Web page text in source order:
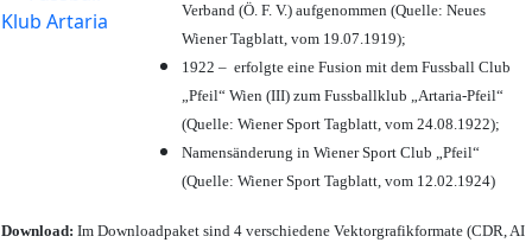
Verband (Ö. F. V.) aufgenommen (Quelle: Neues
Wiener Tagblatt, vom 19.07.1919);
1922 – erfolgte eine Fusion mit dem Fussball Club
„Pfeil“ Wien (III) zum Fussballklub „Artaria-Pfeil“
(Quelle: Wiener Sport Tagblatt, vom 24.08.1922);
Namensänderung in Wiener Sport Club „Pfeil“
(Quelle: Wiener Sport Tagblatt, vom 12.02.1924)
Download: Im Downloadpaket sind 4 verschiedene Vektorgrafikformate (CDR, AI